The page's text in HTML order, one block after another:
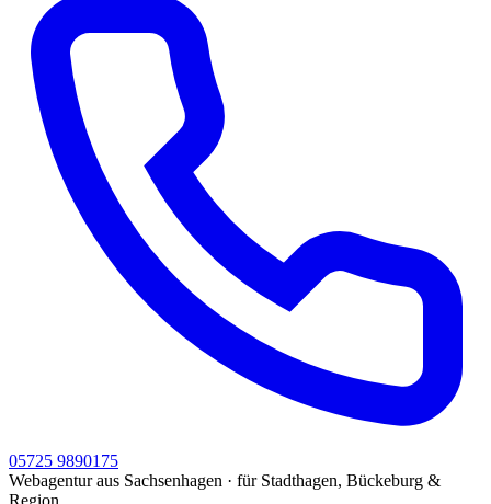
05725 9890175
Webagentur aus Sachsenhagen · für Stadthagen, Bückeburg &
Region